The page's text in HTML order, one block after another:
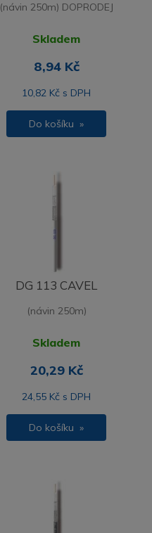
(návin 250m) DOPRODEJ
Skladem
8,94 Kč
10,82 Kč s DPH
Do košíku »
DG 113 CAVEL
(návin 250m)
Skladem
20,29 Kč
24,55 Kč s DPH
Do košíku »